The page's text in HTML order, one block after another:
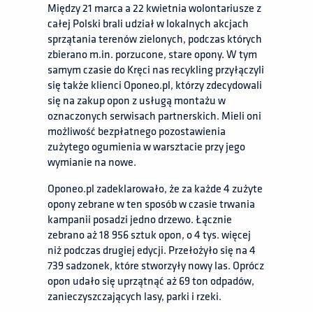
Między 21 marca a 22 kwietnia wolontariusze z
całej Polski brali udział w lokalnych akcjach
sprzątania terenów zielonych, podczas których
zbierano m.in. porzucone, stare opony. W tym
samym czasie do Kręci nas recykling przyłączyli
się także klienci Oponeo.pl, którzy zdecydowali
się na zakup opon z usługą montażu w
oznaczonych serwisach partnerskich. Mieli oni
możliwość bezpłatnego pozostawienia
zużytego ogumienia w warsztacie przy jego
wymianie na nowe.
Oponeo.pl zadeklarowało, że za każde 4 zużyte
opony zebrane w ten sposób w czasie trwania
kampanii posadzi jedno drzewo. Łącznie
zebrano aż 18 956 sztuk opon, o 4 tys. więcej
niż podczas drugiej edycji. Przełożyło się na 4
739 sadzonek, które stworzyły nowy las. Oprócz
opon udało się uprzątnąć aż 69 ton odpadów,
zanieczyszczających lasy, parki i rzeki.